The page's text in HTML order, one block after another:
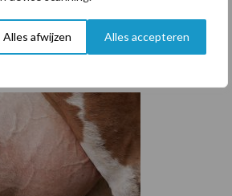
Alles afwijzen Alles accepteren